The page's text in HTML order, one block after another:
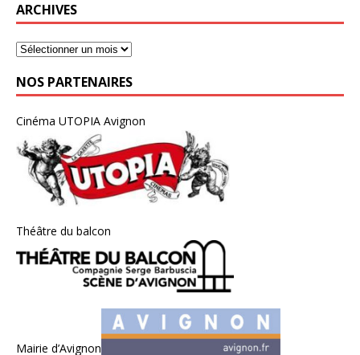
ARCHIVES
NOS PARTENAIRES
Cinéma UTOPIA Avignon
Théâtre du balcon
Mairie d’Avignon